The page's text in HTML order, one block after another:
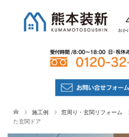
施工例 窓周り・玄関リフォーム
た玄関ドア